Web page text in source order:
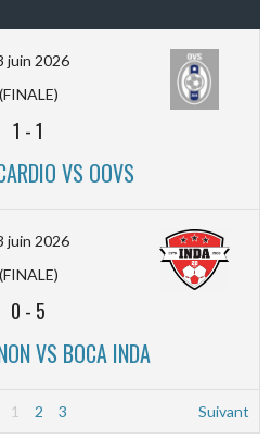
juin 2026
(FINALE)
1 -1
VS OOVS
juin 2026
(FINALE)
0 - 5
VS BOCA INDA
1 2 3 Suivant